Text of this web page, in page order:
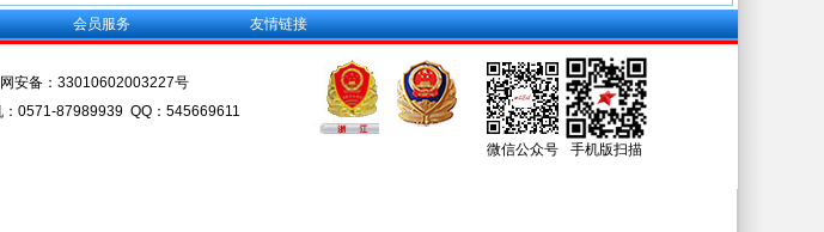
会员服务 友情链接
安备： 33010602003227号
0571-87989939 QQ：545669611
微信公众号 手机版扫描